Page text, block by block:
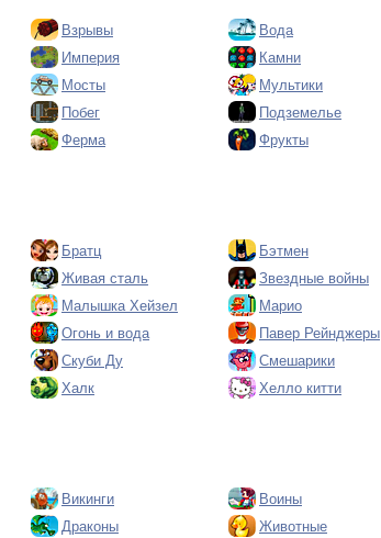
Взрывы Вода
Империя Камни
Мосты Мультики
Побег Подземелье
Ферма Фрукты
Братц Бэтмен
Живая сталь Звездные войны
Малышка Хейзел Марио
Огонь и вода Павер Рейнджеры
Скуби Ду Смешарики
Халк Хелло китти
Викинги Воины
Драконы Животные